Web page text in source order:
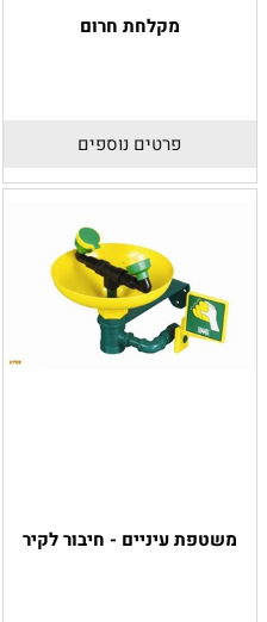
מקלחת חרום
פרטים נוספים
משטפת עיניים - חיבור לקיר